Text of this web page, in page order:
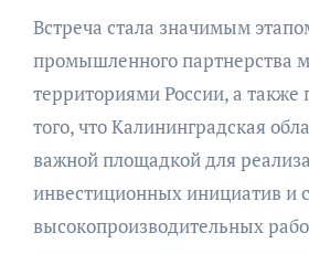
Встреча стала значимым
промышленного партнерства
территориями России, а
того, что Калининградская
важной площадкой для
инвестиционных инициатив и
высокопроизводительных